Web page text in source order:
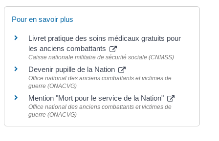
Pour en savoir plus
Livret pratique des soins médicaux gratuits pour
les anciens combattants
Caisse nationale militaire de sécurité sociale (CNMSS)
Devenir pupille de la Nation
Office national des anciens combattants et victimes de
guerre (ONACVG)
Mention "Mort pour le service de la Nation"
Office national des anciens combattants et victimes de
guerre (ONACVG)